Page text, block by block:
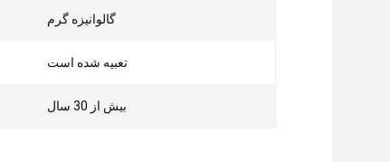
گالوانیزه گرم
تعبیه شده است
بیش از 30 سال